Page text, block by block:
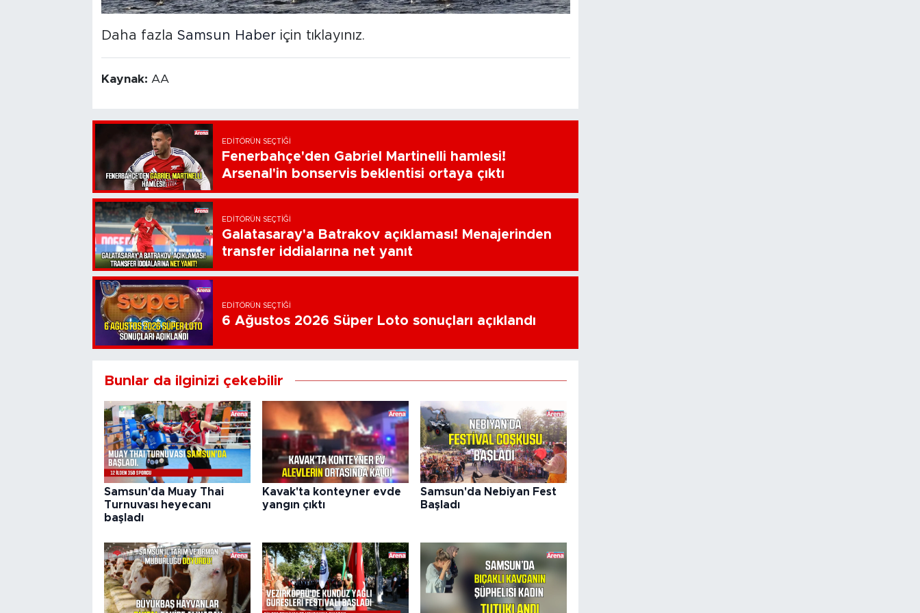
Daha fazla Samsun Haberiçin tıklayınız.
Kaynak: AA
EDITÖRÜN SEÇTIĞI
Fenerbahçe'den Gabriel Martinelli hamlesi!
Arsenal'in bonservis beklentisi ortaya çıktı
EDITÖRÜN SEÇTIĞI
Galatasaray'a Batrakov açıklaması! Menajerinden
transfer iddialarına net yanıt
EDITÖRÜN SEÇTIĞI
6 Ağustos 2026 Süper Loto sonuçları açıklandı
Bunlar da ilginizi çekebilir
Samsun'da Muay Thai
Turnuvası heyecanı
başladı
Kavak'ta konteyner evde
yangın çıktı
Samsun'da Nebiyan Fest
Başladı